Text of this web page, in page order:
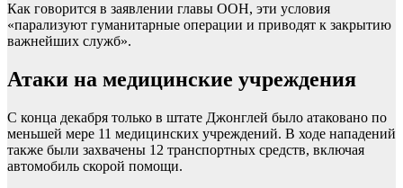
Как говорится в заявлении главы ООН, эти условия
«парализуют гуманитарные операции и приводят к закрытию
важнейших служб».
Атаки на медицинские учреждения
С конца декабря только в штате Джонглей было атаковано по
меньшей мере 11 медицинских учреждений. В ходе нападений
также были захвачены 12 транспортных средств, включая
автомобиль скорой помощи.